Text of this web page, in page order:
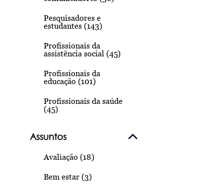
Pesquisadores e
estudantes (143)
Profissionais da
assistência social (45)
Profissionais da
educação (101)
Profissionais da saúde
(45)
Assuntos
Avaliação (18)
Bem estar (3)